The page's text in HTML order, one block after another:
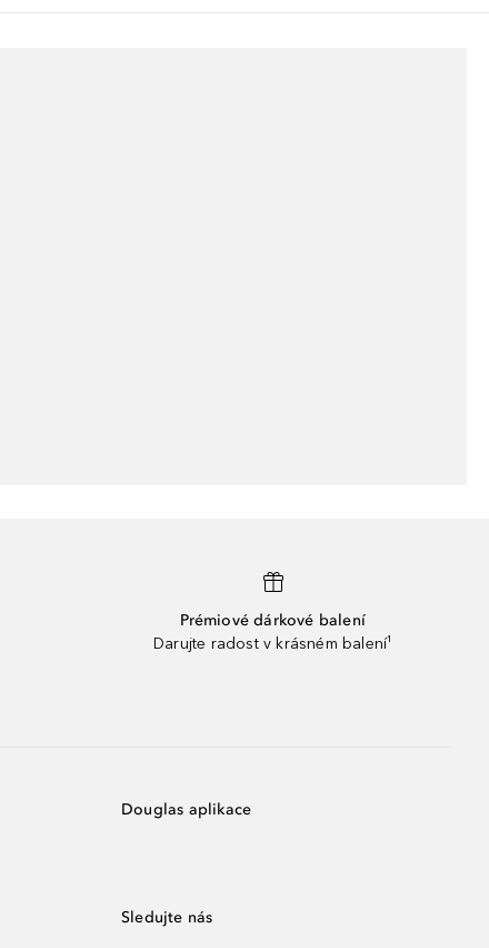
Prémiové dárkové balení
Darujte radost v krásném balení¹
Douglas aplikace
Sledujte nás